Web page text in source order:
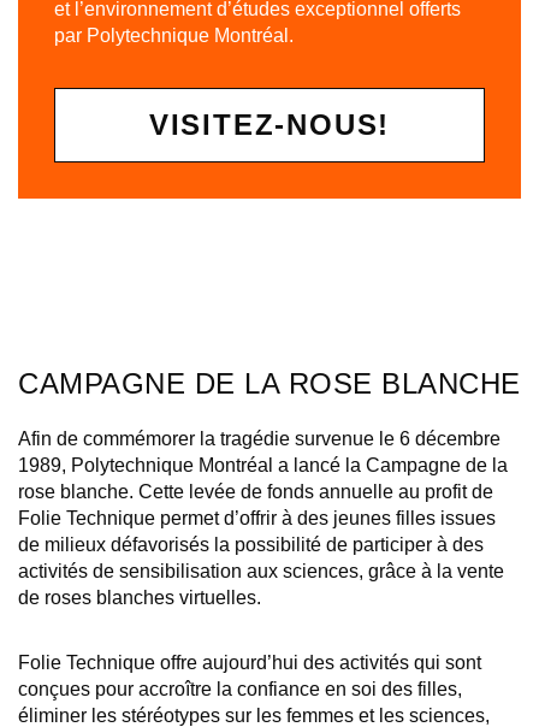
et l’environnement d’études exceptionnel offerts
par Polytechnique Montréal.
VISITEZ-NOUS!
CAMPAGNE DE LA ROSE BLANCHE
Afin de commémorer la tragédie survenue le 6 décembre
1989, Polytechnique Montréal a lancé la Campagne de la
rose blanche. Cette levée de fonds annuelle au profit de
Folie Technique permet d’offrir à des jeunes filles issues
de milieux défavorisés la possibilité de participer à des
activités de sensibilisation aux sciences, grâce à la vente
de roses blanches virtuelles.
Folie Technique offre aujourd’hui des activités qui sont
conçues pour accroître la confiance en soi des filles,
éliminer les stéréotypes sur les femmes et les sciences,